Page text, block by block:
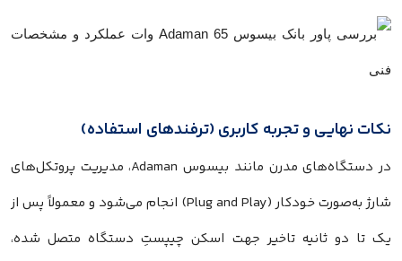
نکات نهایی و تجربه کاربری (ترفندهای استفاده)
در دستگاه‌های مدرن مانند بیسوس Adaman، مدیریت پروتکل‌های
شارژ به‌صورت خودکار (Plug and Play) انجام می‌شود و معمولاً پس از
یک تا دو ثانیه تاخیر جهت اسکن چیپستِ دستگاه متصل شده،